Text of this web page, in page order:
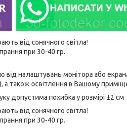
від сонячного світла!
при 30-40 гр.
від налаштувань монітора або
а також освітлення в Вашому
допустима похибка у розмірі ±2 см
від сонячного світла!
при 30-40 гр.